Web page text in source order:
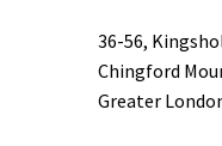
36-56,
Chingford
Greater